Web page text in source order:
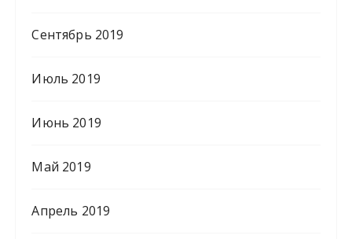
Сентябрь 2019
Июль 2019
Июнь 2019
Май 2019
Апрель 2019